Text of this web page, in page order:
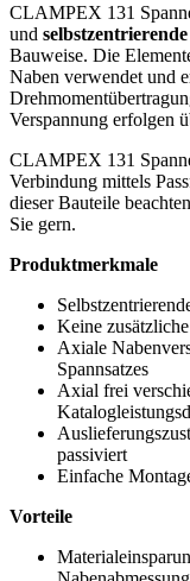
CLAMPEX 131
und selbstzentrierende
Bauweise. Die
Naben verwendet und
Verspannung erfolgen
CLAMPEX 131
Verbindung mittels
dieser Bauteile
Sie gern.
Produktmerkmale
Keine
Axiale
Spannsatzes
Axial frei
passiviert
Einfache
Vorteile